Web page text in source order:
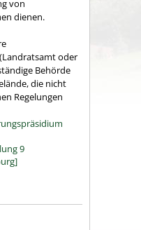
von
dienen.
oder
Behörde
die nicht
Regelungen
9